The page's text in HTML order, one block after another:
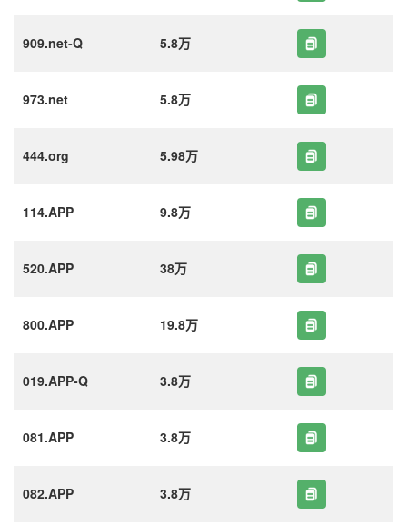
909.net-Q 5.8万
973.net 5.8万
444.org 5.98万
114.APP 9.8万
520.APP 38万
800.APP 19.8万
019.APP-Q 3.8万
081.APP 3.8万
082.APP 3.8万